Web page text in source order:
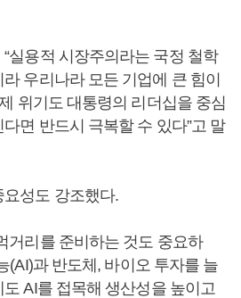
실용적 시장주의라는 국정 철학
우리나라 모든 기업에 큰 힘이
위기도 대통령의 리더십을 중심
면 반드시 극복할 수 있다”고 말
성도 강조했다.
거리를 준비하는 것도 중요하
(AI)과 반도체, 바이오 투자를 늘
AI를 접목해 생산성을 높이고